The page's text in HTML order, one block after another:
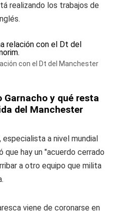
realizando los trabajos de
con el Dt del Manchester
Garnacho y qué resta
del Manchester
especialista a nivel mundial
que hay un "acuerdo cerrado
a otro equipo que milita
viene de coronarse en